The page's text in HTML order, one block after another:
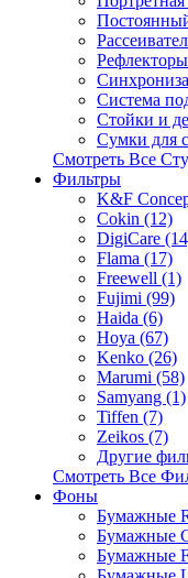
Система
Стойки и
Сумки для
Смотреть Все
Фильтры
K&F
Cokin (12)
DigiCare
Flama (17)
Freewell (1)
Fujimi (99)
Haida (6)
Hoya (67)
Kenko (26)
Marumi (58)
Samyang (1)
Tiffen (7)
Zeikos (7)
Другие
Смотреть Все
Фоны
Бумажные
Бумажные
Бумажные